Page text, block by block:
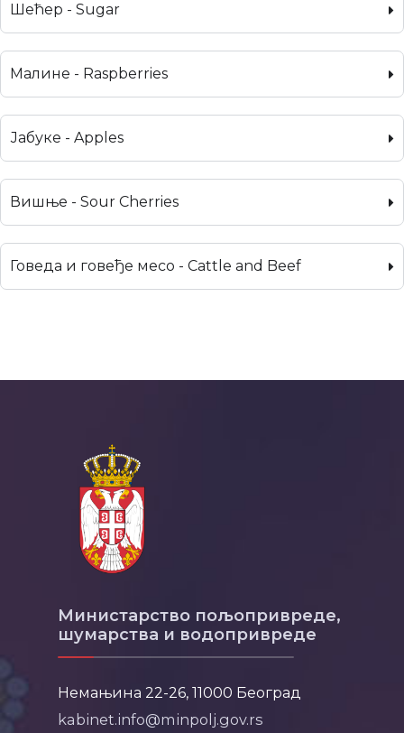
Шећер - Sugar
Малине - Raspberries
Јабуке - Apples
Вишње - Sour Cherries
Говеда и говеђе месо - Cattle and Beef
Министарство пољопривреде,
шумарства и водопривреде
Немањина 22-26, 11000 Београд
kabinet.info@minpolj.gov.rs